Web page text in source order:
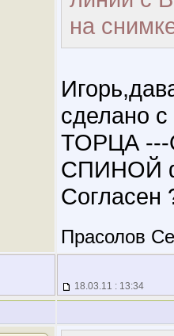
на
сделано
ТОРЦА
СПИНОЙ
Согласен
Прасолов
18.03.11 : 13:34